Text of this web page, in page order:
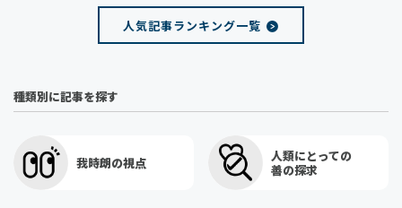
人気記事ランキング一覧
種類別に記事を探す
我時朗の視点
人類にとっての
善の探求